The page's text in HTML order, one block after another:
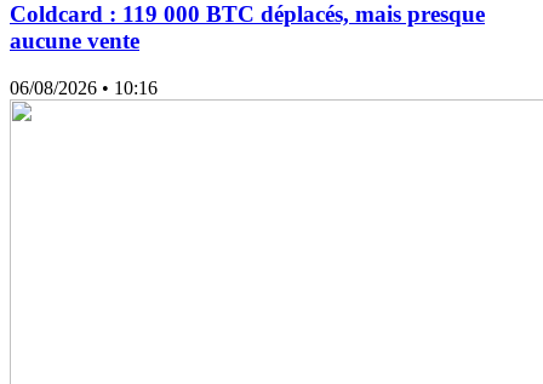
Coldcard : 119 000 BTC déplacés, mais presque
aucune vente
06/08/2026 • 10:16